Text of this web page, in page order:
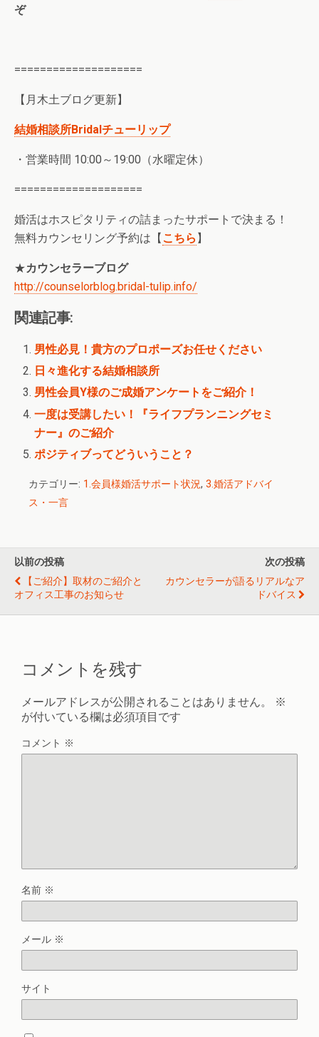
ぞ
====================
【月木土ブログ更新】
結婚相談所Bridalチューリップ
・営業時間 10:00～19:00（水曜定休）
====================
婚活はホスピタリティの詰まったサポートで決まる！
無料カウンセリング予約は【こちら 】
★カウンセラーブログ
http://counselorblog.bridal-tulip.info/
関連記事:
男性必見！貴方のプロポーズお任せください
日々進化する結婚相談所
男性会員Y様のご成婚アンケートをご紹介！
一度は受講したい！『ライフプランニングセミ
ナー』のご紹介
ポジティブってどういうこと？
カテゴリー: 1.会員様婚活サポート状況, 3.婚活アドバイ
ス・一言
以前の投稿
【ご紹介】取材のご紹介と
オフィス工事のお知らせ
次の投稿
カウンセラーが語るリアルなア
ドバイス
コメントを残す
メールアドレスが公開されることはありません。
※
が付いている欄は必須項目です
コメント ※
名前 ※
メール ※
サイト